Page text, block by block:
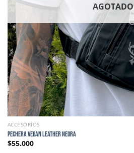
AGOTADO
ACCESORIOS
PECHERA VEGAN LEATHER NEGRA
$55.000